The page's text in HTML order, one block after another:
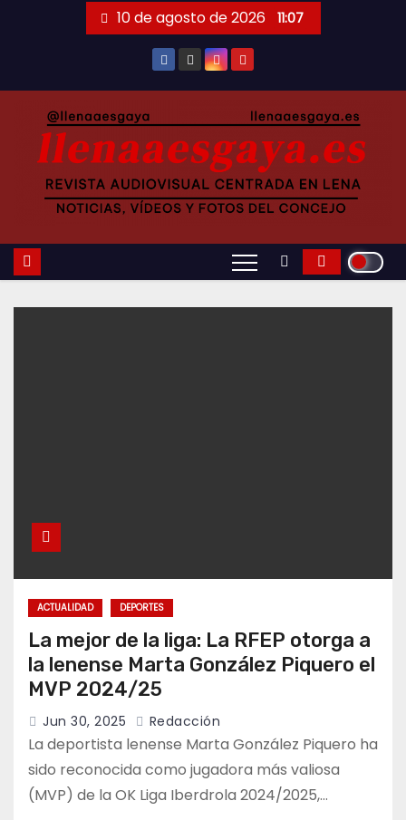
10 de agosto de 2026 11:07
ACTUALIDAD DEPORTES
La mejor de la liga: La RFEP otorga a
la lenense Marta González Piquero el
MVP 2024/25
Jun 30, 2025 Redacción
La deportista lenense Marta González Piquero ha
sido reconocida como jugadora más valiosa
(MVP) de la OK Liga Iberdrola 2024/2025,…